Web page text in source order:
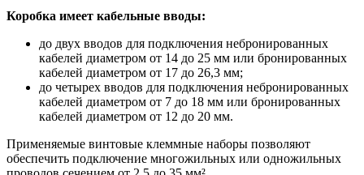
Коробка имеет кабельные вводы:
до двух вводов для подключения небронированных
кабелей диаметром от 14 до 25 мм или бронированных
кабелей диаметром от 17 до 26,3 мм;
до четырех вводов для подключения небронированных
кабелей диаметром от 7 до 18 мм или бронированных
кабелей диаметром от 12 до 20 мм.
Применяемые винтовые клеммные наборы позволяют
обеспечить подключение многожильных или одножильных